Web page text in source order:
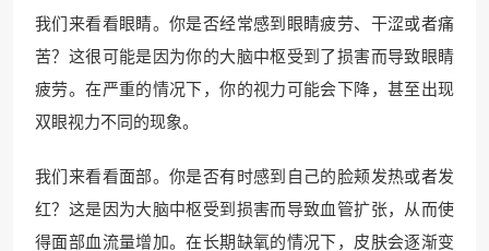
我们来看看眼睛。你是否经常感到眼睛疲劳、干涩或者痛
苦？这很可能是因为你的大脑中枢受到了损害而导致眼睛
疲劳。在严重的情况下，你的视力可能会下降，甚至出现
双眼视力不同的现象。
我们来看看面部。你是否有时感到自己的脸颊发热或者发
红？这是因为大脑中枢受到损害而导致血管扩张，从而使
得面部血流量增加。在长期缺氧的情况下，皮肤会逐渐变